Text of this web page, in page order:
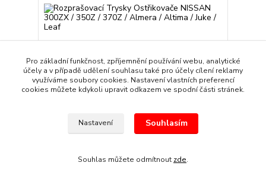
Rozprašovací Trysky Ostřikovače NISSAN 300ZX /
350Z / 370Z / Almera / Altima / Juke / Leaf
349 Kč
Přidat do košíku
Pro základní funkčnost, zpříjemnění používání webu, analytické
účely a v případě udělení souhlasu také pro účely cílení reklamy
využíváme soubory cookies. Nastavení vlastních preferencí
cookies můžete kdykoli upravit odkazem ve spodní části stránek.
Nastavení Souhlasím
Souhlas můžete odmítnout zde.